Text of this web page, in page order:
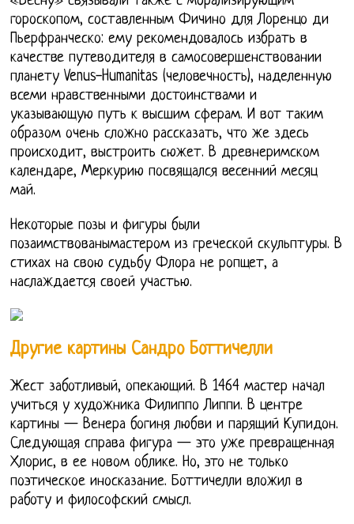
гороскопом, составленным Фичино для Лоренцо ди
Пьерфранческо: ему рекомендовалось избрать в
качестве путеводителя в самосовершенствовании
планету Venus-Humanitas (человечность), наделенную
всеми нравственными достоинствами и
указывающую путь к высшим сферам. И вот таким
образом очень сложно рассказать, что же здесь
происходит, выстроить сюжет. В древнеримском
календаре, Меркурию посвящался весенний месяц
май.
Некоторые позы и фигуры были
позаимствованымастером из греческой скульптуры. В
стихах на свою судьбу Флора не ропщет, а
наслаждается своей участью.
Другие картины Сандро Боттичелли
Жест заботливый, опекающий. В 1464 мастер начал
учиться у художника Филиппо Липпи. В центре
картины — Венера богиня любви и парящий Купидон.
Следующая справа фигура — это уже превращенная
Хлорис, в ее новом облике. Но, это не только
поэтическое иносказание. Боттичелли вложил в
работу и философский смысл.